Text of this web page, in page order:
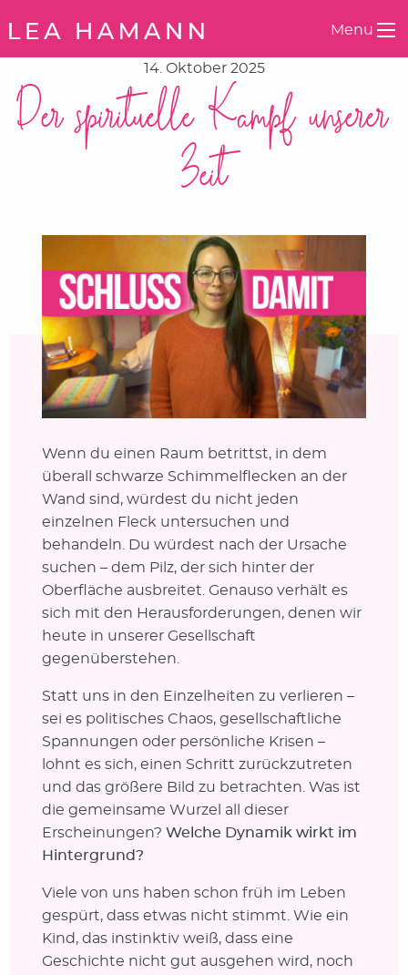
Menu
14. Oktober 2025
Der spirituelle Kampf unserer
Zeit
Wenn du einen Raum betrittst, in dem
überall schwarze Schimmelflecken an der
Wand sind, würdest du nicht jeden
einzelnen Fleck untersuchen und
behandeln. Du würdest nach der Ursache
suchen – dem Pilz, der sich hinter der
Oberfläche ausbreitet. Genauso verhält es
sich mit den Herausforderungen, denen wir
heute in unserer Gesellschaft
gegenüberstehen.
Statt uns in den Einzelheiten zu verlieren –
sei es politisches Chaos, gesellschaftliche
Spannungen oder persönliche Krisen –
lohnt es sich, einen Schritt zurückzutreten
und das größere Bild zu betrachten. Was ist
die gemeinsame Wurzel all dieser
Erscheinungen? Welche Dynamik wirkt im
Hintergrund?
Viele von uns haben schon früh im Leben
gespürt, dass etwas nicht stimmt. Wie ein
Kind, das instinktiv weiß, dass eine
Geschichte nicht gut ausgehen wird, noch